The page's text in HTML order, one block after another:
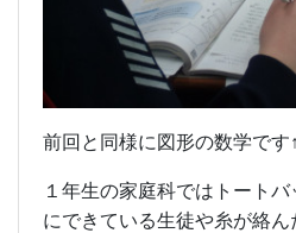
前回と同様に図形の数学です↑
１年生の家庭科ではトート
にできている生徒や糸が絡